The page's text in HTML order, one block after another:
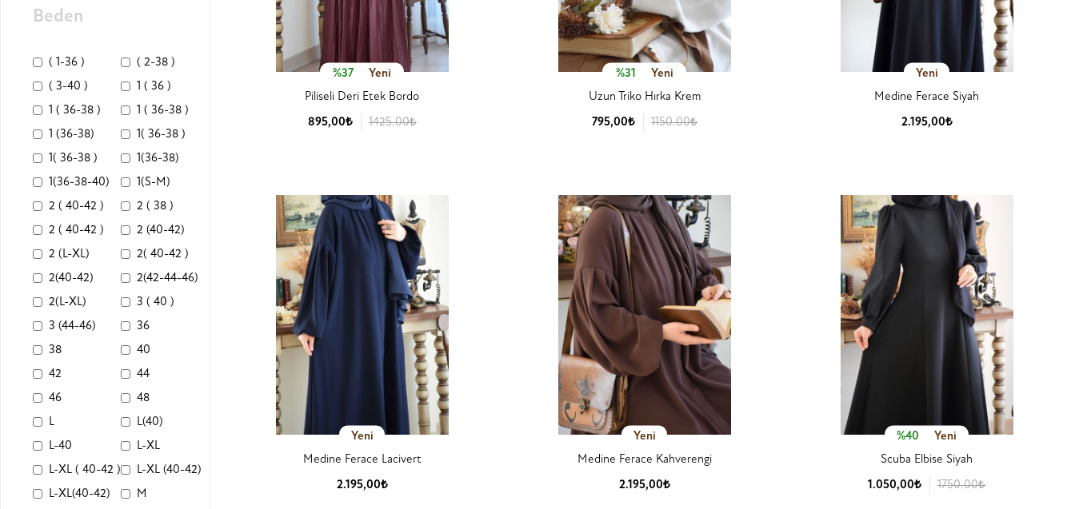
Beden
( 1-36 )
( 2-38 )
( 3-40 )
1 ( 36 )
1 ( 36-38 )
1 ( 36-38 )
1 (36-38)
1( 36-38 )
1( 36-38 )
1(36-38)
1(36-38-40)
1(S-M)
2 ( 40-42 )
2 ( 38 )
2 ( 40-42 )
2 (40-42)
2 (L-XL)
2( 40-42 )
2(40-42)
2(42-44-46)
2(L-XL)
3 ( 40 )
3 (44-46)
36
38
40
42
44
46
48
L
L(40)
L-40
L-XL
L-XL ( 40-42 )
L-XL (40-42)
L-XL(40-42)
M
%37
Yeni
Piliseli Deri Etek Bordo
895,00₺
1425.00₺
%31
Yeni
Uzun Triko Hırka Krem
795,00₺
1150.00₺
Yeni
Medine Ferace Siyah
2.195,00₺
Yeni
Medine Ferace Lacivert
2.195,00₺
Yeni
Medine Ferace Kahverengi
2.195,00₺
%40
Yeni
Scuba Elbise Siyah
1.050,00₺
1750.00₺